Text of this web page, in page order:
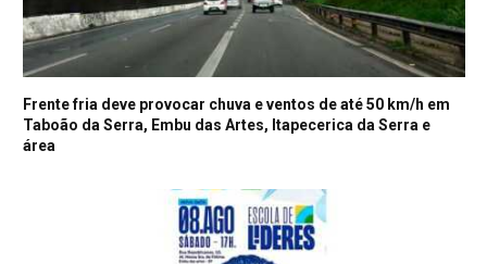
Frente fria deve provocar chuva e ventos de até 50 km/h em
Taboão da Serra, Embu das Artes, Itapecerica da Serra e
área